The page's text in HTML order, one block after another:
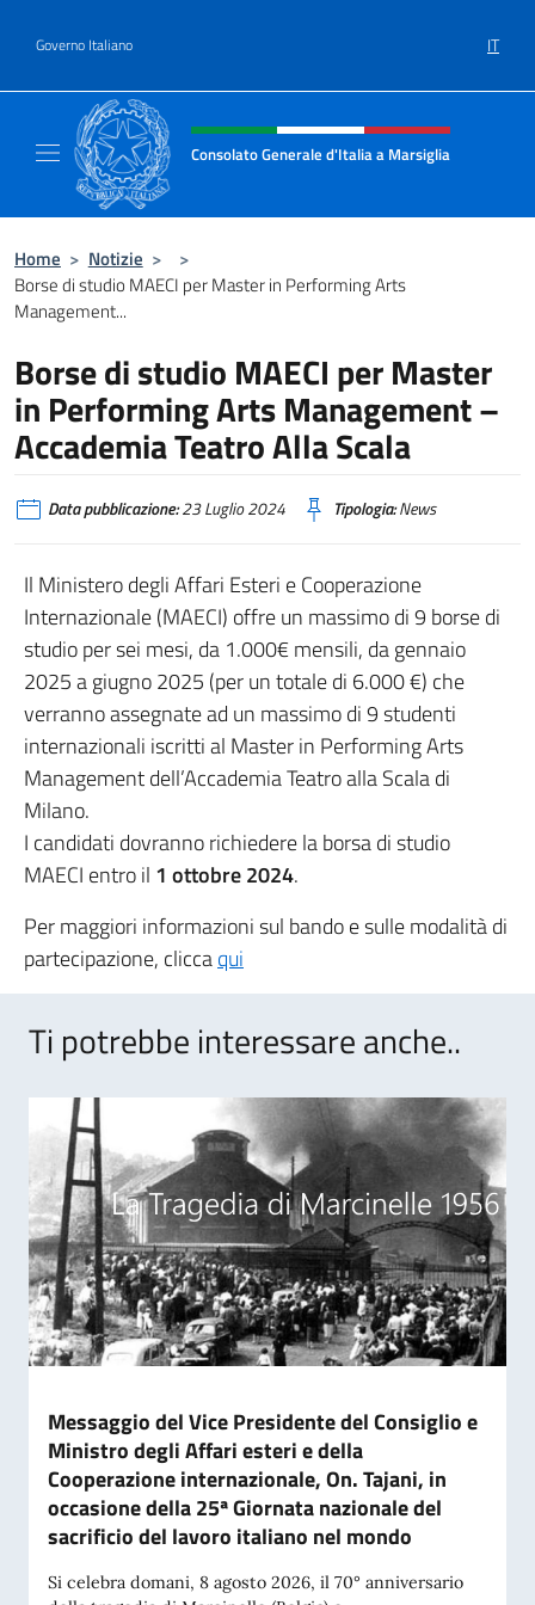
Governo Italiano IT
Intestazione sito, social e menù
Consolato Generale d'Italia a Marsiglia
Home > Notizie >
>
Borse di studio MAECI per Master in Performing Arts
Management...
Borse di studio MAECI per Master
in Performing Arts Management –
Accademia Teatro Alla Scala
Data pubblicazione:23 Luglio 2024 Tipologia:News
Il Ministero degli Affari Esteri e Cooperazione
Internazionale (MAECI) offre un massimo di 9 borse di
studio per sei mesi, da 1.000€ mensili, da gennaio
2025 a giugno 2025 (per un totale di 6.000 €) che
verranno assegnate ad un massimo di 9 studenti
internazionali iscritti al Master in Performing Arts
Management dell’Accademia Teatro alla Scala di
Milano.
I candidati dovranno richiedere la borsa di studio
MAECI entro il 1 ottobre 2024.
Per maggiori informazioni sul bando e sulle modalità di
partecipazione, cliccaqui
Ti potrebbe interessare anche..
Messaggio del Vice Presidente del Consiglio e
Ministro degli Affari esteri e della
Cooperazione internazionale, On. Tajani, in
occasione della 25ª Giornata nazionale del
sacrificio del lavoro italiano nel mondo
Si celebra domani, 8 agosto 2026, il 70° anniversario